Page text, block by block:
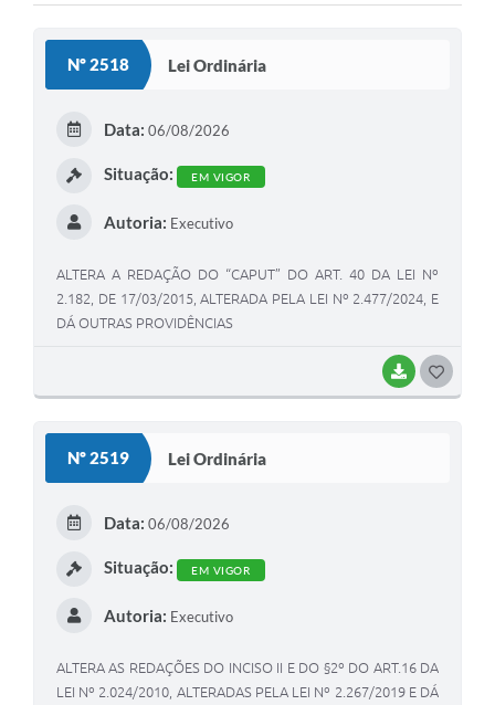
Nº 2518 Lei Ordinária
BAIXAR
Data: 06/08/2026
Situação: EM VIGOR
Autoria: Executivo
ALTERA A REDAÇÃO DO “CAPUT” DO ART. 40 DA LEI Nº
2.182, DE 17/03/2015, ALTERADA PELA LEI Nº 2.477/2024, E
DÁ OUTRAS PROVIDÊNCIAS
Nº 2519 Lei Ordinária
Data: 06/08/2026
Situação: EM VIGOR
Autoria: Executivo
ALTERA AS REDAÇÕES DO INCISO II E DO §2º DO ART.16 DA
LEI Nº 2.024/2010, ALTERADAS PELA LEI Nº 2.267/2019 E DÁ